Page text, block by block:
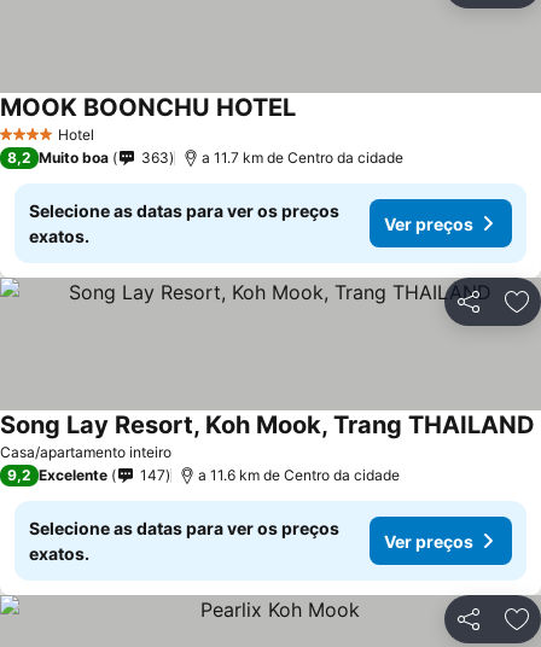
4 EstrelasHotel
MOOK BOONCHU HOTEL
8,2 Muito boa 363 a 11.7 km de Centro da cidade
Selecione as datas para ver os preços
exatos.
Ver preços
Partilhar
Casa/apartamento inteiro
Song Lay Resort, Koh Mook, Trang THAILAND
9,2 Excelente 147 a 11.6 km de Centro da cidade
Selecione as datas para ver os preços
exatos.
Ver preços
Partilhar